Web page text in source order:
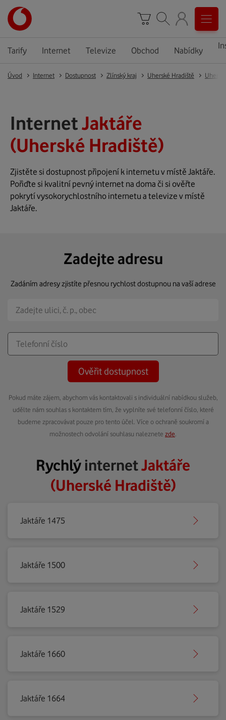
Tarify Internet Televize Obchod Nabídky
Úvod Internet Dostupnost Zlínský kraj Uherské Hradiště
InternetJaktáře
(Uherské Hradiště)
Zjistěte si dostupnost připojení k internetu v místě Jaktáře.
Pořiďte si kvalitní pevný internet na doma či si ověřte
pokrytí vysokorychlostního internetu a televize v místě
Jaktáře.
Zadejte adresu
Zadáním adresy zjistíte přesnou rychlost dostupnou na vaší adrese
Ověřit dostupnost
Pokud máte zájem, abychom vás kontaktovali s individuální nabídkou služeb,
udělte nám souhlas s kontaktem tím, že vyplníte své telefonní číslo, které
budeme zpracovávat pouze pro tento účel. Více o ochraně soukromí a
možnostech odvolání souhlasu naleznete zde
RychlýinternetJaktáře
(Uherské Hradiště)
Jaktáře 1475
Jaktáře 1500
Jaktáře 1529
Jaktáře 1660
Jaktáře 1664